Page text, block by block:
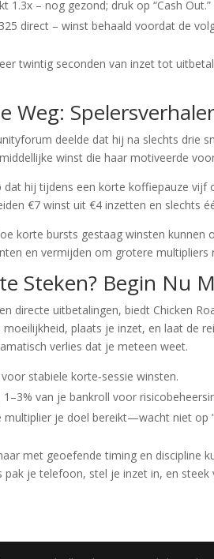
1.3x – nog gezond; druk op “Cash Out.”
direct – winst behaald voordat de
twintig seconden van inzet tot
Weg:
deelde dat hij na slechts drie
winst die haar motiveerde
dat hij tijdens een korte koffiepauze vijf
€7 winst uit €4 inzetten en slechts
korte bursts gestaag winsten kunnen
en vermijden om grotere
Steken? Begin Nu
directe uitbetalingen, biedt Chicken
moeilijkheid, plaats je inzet, en laat de
verlies dat je meteen weet.
stabiele korte‑sessie winsten.
van je bankroll voor
multiplier je doel bereikt—wacht niet op
met geoefende timing en discipline
je telefoon, stel je inzet in, en steek